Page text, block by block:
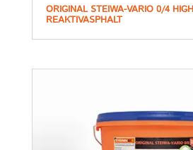
ORIGINAL STEIWA-VARIO 0/4
REAKTIVASPHALT